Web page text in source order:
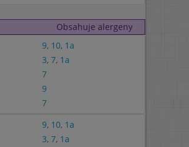
Obsahuje alergeny
9, 10, 1a
3, 7, 1a
7
9
7
9, 10, 1a
3, 7, 1a